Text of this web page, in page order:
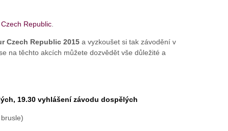
Republic.
Czech Republic 2015a vyzkoušet si tak závodění v
na těchto akcích můžete dozvědět vše důležité a
19.30 vyhlášení závodu dospělých